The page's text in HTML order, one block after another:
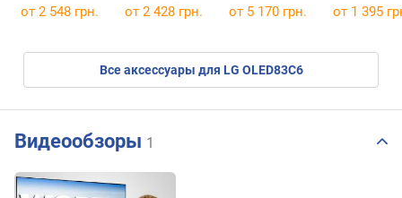
Gen)
от 2 548 грн. от 2 428 грн. от 5 170 грн. от 1 395
Все аксессуары для LG OLED83C6
Видеообзоры 1